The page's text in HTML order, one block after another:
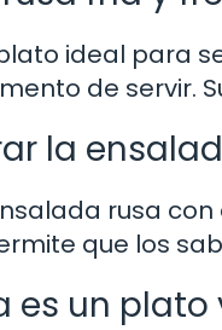
ideal para
de servir.
la
rusa
que los
es un